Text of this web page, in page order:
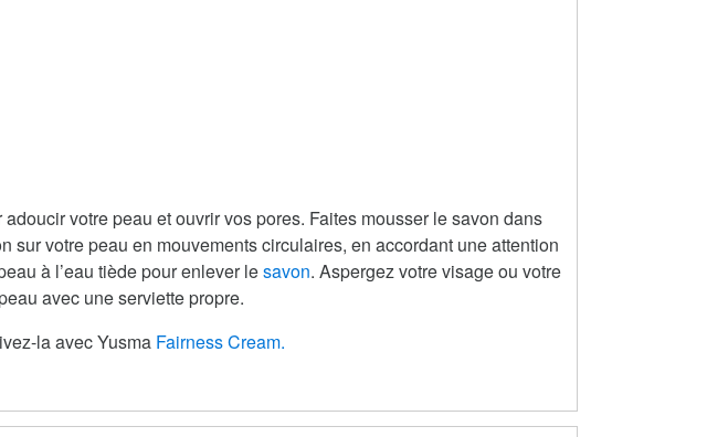
votre peau et ouvrir vos pores. Faites mousser le savon dans
sur votre peau en mouvements circulaires, en accordant une attention
à l’eau tiède pour enlever lesavon. Aspergez votre visage ou votre
avec une serviette propre.
la avec Yusma Fairness Cream.